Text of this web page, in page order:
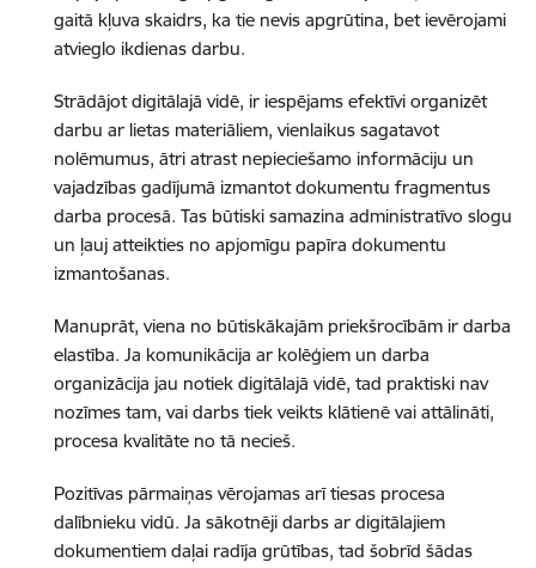
gaitā kļuva skaidrs, ka tie nevis apgrūtina, bet ievērojami
atvieglo ikdienas darbu.
Strādājot digitālajā vidē, ir iespējams efektīvi organizēt
darbu ar lietas materiāliem, vienlaikus sagatavot
nolēmumus, ātri atrast nepieciešamo informāciju un
vajadzības gadījumā izmantot dokumentu fragmentus
darba procesā. Tas būtiski samazina administratīvo slogu
un ļauj atteikties no apjomīgu papīra dokumentu
izmantošanas.
Manuprāt, viena no būtiskākajām priekšrocībām ir darba
elastība. Ja komunikācija ar kolēģiem un darba
organizācija jau notiek digitālajā vidē, tad praktiski nav
nozīmes tam, vai darbs tiek veikts klātienē vai attālināti,
procesa kvalitāte no tā necieš.
Pozitīvas pārmaiņas vērojamas arī tiesas procesa
dalībnieku vidū. Ja sākotnēji darbs ar digitālajiem
dokumentiem daļai radīja grūtības, tad šobrīd šādas